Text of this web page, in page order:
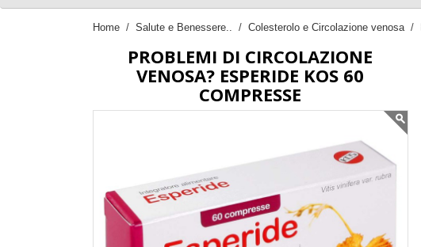
Home Salute e Benessere.. Colesterolo e Circolazione venosa
PROBLEMI DI CIRCOLAZIONE
VENOSA? ESPERIDE KOS 60
COMPRESSE